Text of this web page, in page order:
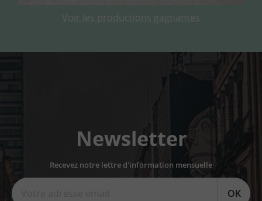
Voir les productions gagnantes
Newsletter
Recevez notre lettre d'information mensuelle
OK